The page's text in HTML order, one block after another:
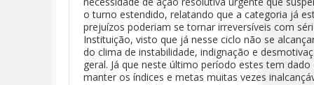
o turno estendido, relatando que a categoria já
prejuízos poderiam se tornar irreversíveis com
Instituição, visto que já nesse ciclo não se
do clima de instabilidade, indignação e
geral. Já que neste último período estes tem
manter os índices e metas muitas vezes